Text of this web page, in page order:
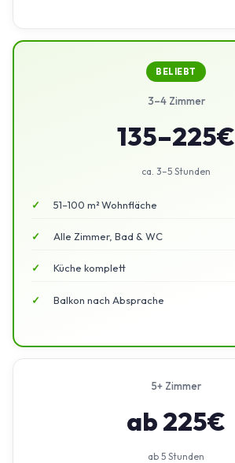
BELIEBT
3–4 Zimmer
135–225€
ca. 3–5 Stunden
51–100 m² Wohnfläche
Alle Zimmer, Bad & WC
Küche komplett
Balkon nach Absprache
5+ Zimmer
ab 225€
ab 5 Stunden